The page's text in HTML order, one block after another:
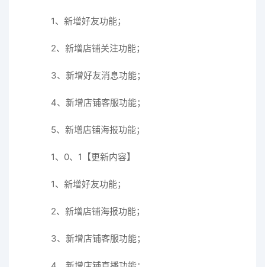
1、新增好友功能；
2、新增店铺关注功能；
3、新增好友消息功能；
4、新增店铺客服功能；
5、新增店铺海报功能；
1、0、1【更新内容】
1、新增好友功能；
2、新增店铺海报功能；
3、新增店铺客服功能；